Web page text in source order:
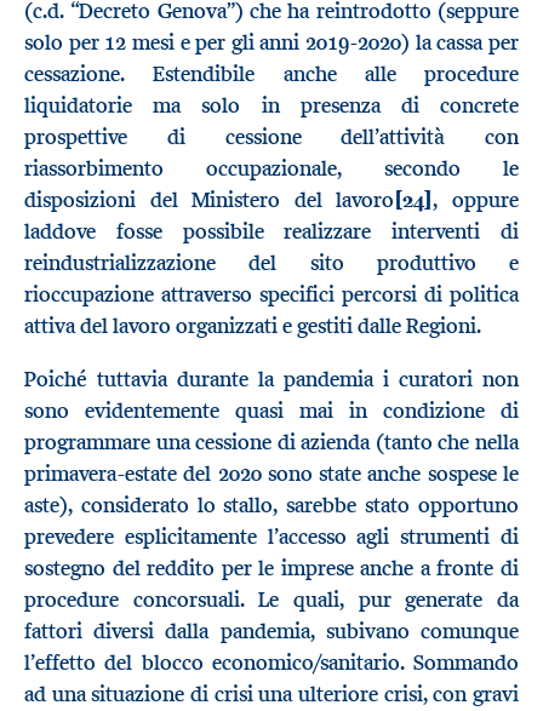
(c.d. “Decreto Genova”) che ha reintrodotto (seppure
solo per 12 mesi e per gli anni 2019-2020) la cassa per
cessazione. Estendibile anche alle procedure
liquidatorie ma solo in presenza di concrete
prospettive di cessione dell’attività con
riassorbimento occupazionale, secondo le
disposizioni del Ministero del lavoro [24], oppure
laddove fosse possibile realizzare interventi di
reindustrializzazione del sito produttivo e
rioccupazione attraverso specifici percorsi di politica
attiva del lavoro organizzati e gestiti dalle Regioni.
Poiché tuttavia durante la pandemia i curatori non
sono evidentemente quasi mai in condizione di
programmare una cessione di azienda (tanto che nella
primavera-estate del 2020 sono state anche sospese le
aste), considerato lo stallo, sarebbe stato opportuno
prevedere esplicitamente l’accesso agli strumenti di
sostegno del reddito per le imprese anche a fronte di
procedure concorsuali. Le quali, pur generate da
fattori diversi dalla pandemia, subivano comunque
l’effetto del blocco economico/sanitario. Sommando
ad una situazione di crisi una ulteriore crisi, con gravi